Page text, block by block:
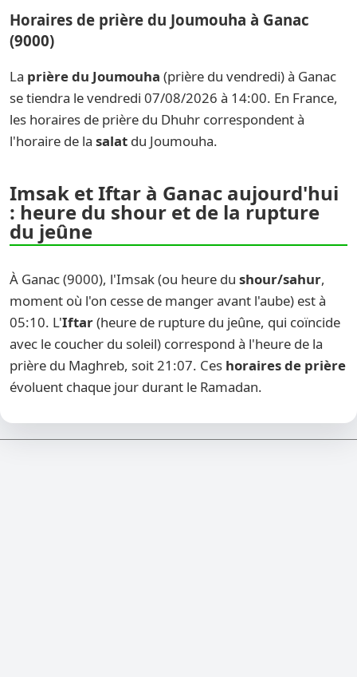
Horaires de prière du Joumouha à Ganac
(9000)
La prière du Joumouha (prière du vendredi) à Ganac
se tiendra le vendredi 07/08/2026 à 14:00. En France,
les horaires de prière du Dhuhr correspondent à
l'horaire de la salat du Joumouha.
Imsak et Iftar à Ganac aujourd'hui
: heure du shour et de la rupture
du jeûne
À Ganac (9000), l'Imsak (ou heure du shour/sahur,
moment où l'on cesse de manger avant l'aube) est à
05:10. L'Iftar(heure de rupture du jeûne, qui coïncide
avec le coucher du soleil) correspond à l'heure de la
prière du Maghreb, soit 21:07. Ces horaires de prière
évoluent chaque jour durant le Ramadan.